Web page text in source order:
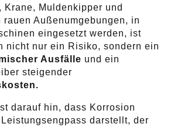
Krane, Muldenkipper und
rauen Außenumgebungen, in
eingesetzt werden, ist
nicht nur ein Risiko, sondern ein
Ausfälle und ein
steigender
darauf hin, dass Korrosion
darstellt, der